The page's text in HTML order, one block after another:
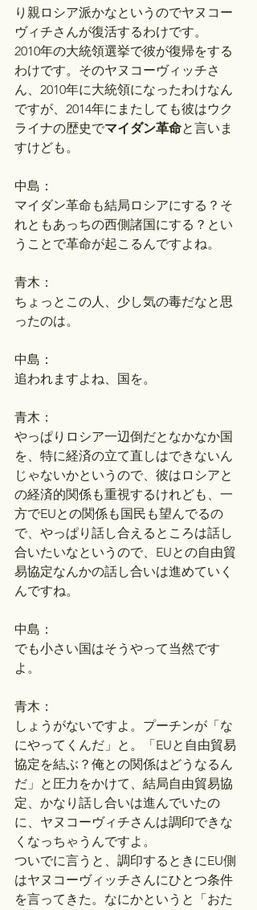
り親ロシア派かなというのでヤヌコー
ヴィチさんが復活するわけです。
2010年の大統領選挙で彼が復帰をする
わけです。そのヤヌコーヴィッチさ
ん、2010年に大統領になったわけなん
ですが、2014年にまたしても彼はウク
ライナの歴史でマイダン革命と言いま
すけども。
中島：
マイダン革命も結局ロシアにする？そ
れともあっちの西側諸国にする？とい
うことで革命が起こるんですよね。
青木：
ちょっとこの人、少し気の毒だなと思
ったのは。
中島：
追われますよね、国を。
青木：
やっぱりロシア一辺倒だとなかなか国
を、特に経済の立て直しはできないん
じゃないかというので、彼はロシアと
の経済的関係も重視するけれども、一
方でEUとの関係も国民も望んでるの
で、やっぱり話し合えるところは話し
合いたいなというので、EUとの自由貿
易協定なんかの話し合いは進めていく
んですね。
中島：
でも小さい国はそうやって当然です
よ。
青木：
しょうがないですよ。プーチンが「な
にやってくんだ」と。「EUと自由貿易
協定を結ぶ？俺との関係はどうなるん
だ」と圧力をかけて、結局自由貿易協
定、かなり話し合いは進んでいたの
に、ヤヌコーヴィチさんは調印できな
くなっちゃうんですよ。
ついでに言うと、調印するときにEU側
はヤヌコーヴィッチさんにひとつ条件
を言ってきた。なにかというと「おた